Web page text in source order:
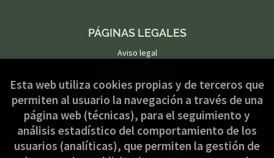
PÁGINAS LEGALES
Aviso legal
Política de privacidad
Política de Cookies
ATENCIÓN AL CLIENTE
Esta web utiliza cookies propias y de terceros que
permiten al usuario la navegación a través de una
página web (técnicas), para el seguimiento y
análisis estadístico del comportamiento de los
usuarios (analíticas), que permiten la gestión de